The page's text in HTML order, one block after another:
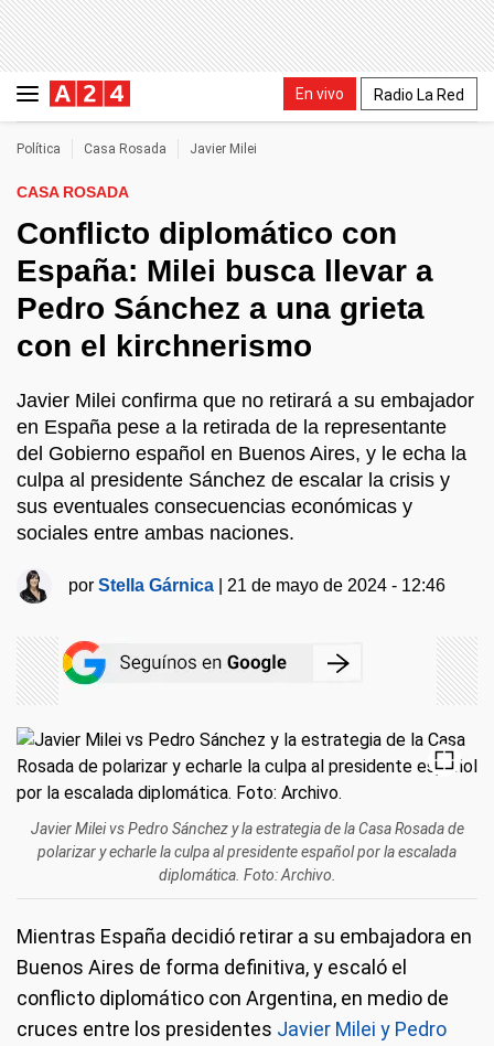
En vivo Radio La Red
Política Casa Rosada Javier Milei
CASA ROSADA
Conflicto diplomático con
España: Milei busca llevar a
Pedro Sánchez a una grieta
con el kirchnerismo
Javier Milei confirma que no retirará a su embajador
en España pese a la retirada de la representante
del Gobierno español en Buenos Aires, y le echa la
culpa al presidente Sánchez de escalar la crisis y
sus eventuales consecuencias económicas y
sociales entre ambas naciones.
porStella Gárnica 21 de mayo de 2024 - 12:46
Javier Milei vs Pedro Sánchez y la estrategia de la Casa Rosada de
polarizar y echarle la culpa al presidente español por la escalada
diplomática. Foto: Archivo.
Mientras España decidió retirar a su embajadora en
Buenos Aires de forma definitiva, y escaló el
conflicto diplomático con Argentina, en medio de
cruces entre los presidentes Javier Milei y Pedro